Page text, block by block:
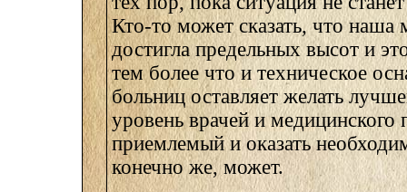
Кто-то может сказать, что наша
достигла предельных высот и
тем более что и техническое
больниц оставляет желать
уровень врачей и медицинского
приемлемый и оказать
конечно же, может.